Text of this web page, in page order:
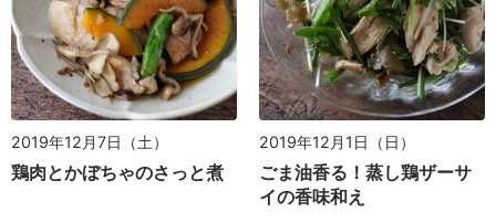
2019年12月7日（土）
鶏肉とかぼちゃのさっと煮
2019年12月1日（日）
ごま油香る！蒸し鶏ザーサ
イの香味和え